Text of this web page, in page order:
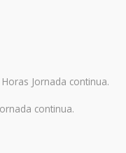
Jornada continua.
continua.